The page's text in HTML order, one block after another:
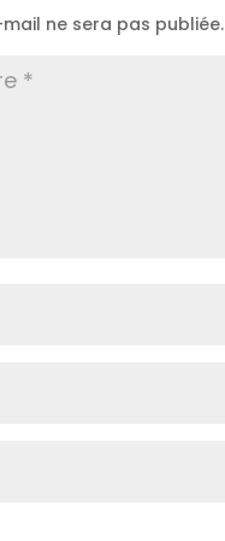
ne sera pas publiée.